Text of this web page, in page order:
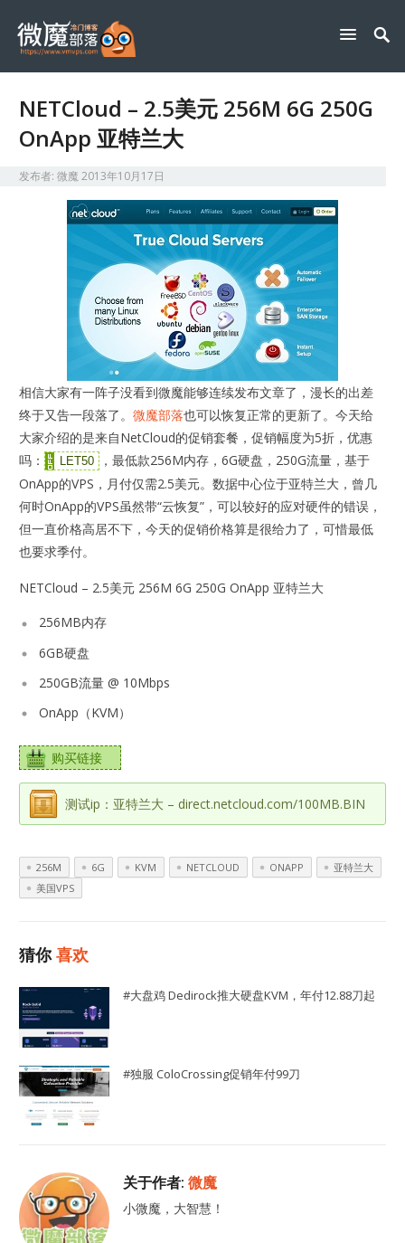
NETCloud – 2.5美元 256M 6G 250G
OnApp 亚特兰大
发布者:微魔2013年10月17日
相信大家有一阵子没看到微魔能够连续发布文章了，漫长的出差
终于又告一段落了。微魔部落也可以恢复正常的更新了。今天给
大家介绍的是来自NetCloud的促销套餐，促销幅度为5折，优惠
吗：
LET50
，最低款256M内存，6G硬盘，250G流量，基于
OnApp的VPS，月付仅需2.5美元。数据中心位于亚特兰大，曾几
何时OnApp的VPS虽然带“云恢复”，可以较好的应对硬件的错误，
但一直价格高居不下，今天的促销价格算是很给力了，可惜最低
也要求季付。
NETCloud – 2.5美元 256M 6G 250G OnApp 亚特兰大
256MB内存
6GB硬盘
250GB流量 @ 10Mbps
OnApp（KVM）
购买链接
测试ip：亚特兰大 – direct.netcloud.com/100MB.BIN
256M 6G KVM NETCLOUD ONAPP
亚特兰大
美国VPS
猜你喜欢
#大盘鸡 Dedirock推大硬盘KVM，年付12.88刀起
#独服 ColoCrossing促销年付99刀
关于作者:微魔
小微魔，大智慧！